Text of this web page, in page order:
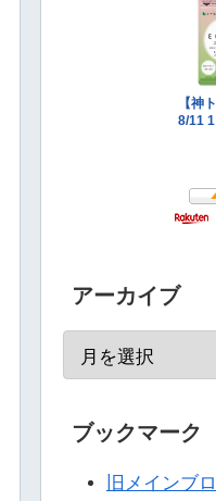
アーカイブ
ブックマーク
旧メインブ